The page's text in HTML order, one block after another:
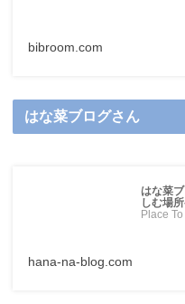
bibroom.com
はな菜ブログさん
はな菜
しむ場
Place
hana-na-blog.com